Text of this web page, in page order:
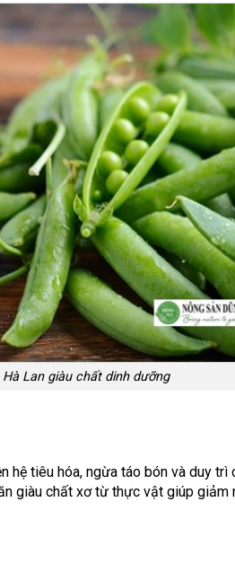
Lan giàu chất dinh dưỡng
hệ tiêu hóa, ngừa táo bón và duy
giàu chất xơ từ thực vật giúp giảm